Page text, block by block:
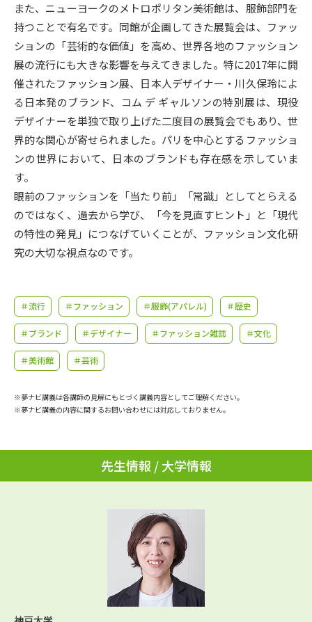
志望校・出願校を調べる
併願校選び 受験スケジュールを立てよう
先輩が入学を決めた理由 テレメール全国一斉進学調査
新生活お役立ちガイド
学問発見 学問検索
学問のミニ講義「夢ナビ講義」 学問分野解説
学問の教科書
ユーザーサポート
受付内容・発送状況の確認
テレメール進学カタログ
訂正のご案内
また、ニューヨークのメトロポリタン美術館は、服飾部門を
持つことで有名です。同館が企画してきた展覧会は、ファッ
ションの「芸術的な価値」を高め、世界各地のファッション
展の流行にも大きな影響を与えてきました。特に2017年に開
催されたファッション展、日本人デザイナー・川久保玲によ
る日本発のブランド、コム デ ギャルソンの特別展は、現役
デザイナーを単独で取り上げた二度目の展覧会でもあり、世
界的な関心が寄せられました。パリを中心とするファッショ
ンの世界において、日本のブランドも存在感を示していま
す。
眼前のファッションを「当たり前」「常識」としてとらえる
のではなく、過去から学び、「今を見直すヒント」と「現代
の特性の発見」につなげていくことが、ファッション文化研
究の大切な視点なのです。
＃流行 ＃ファッション ＃服飾(アパレル) ＃歴史
＃ブランド ＃デザイナー ＃ファッション雑誌 ＃文化
＃美術館 ＃芸術
※夢ナビ講義は各講師の見解にもとづく講義内容としてご理解ください。
※夢ナビ講義の内容に関するお問い合わせには対応しておりません。
先生情報 / 大学情報